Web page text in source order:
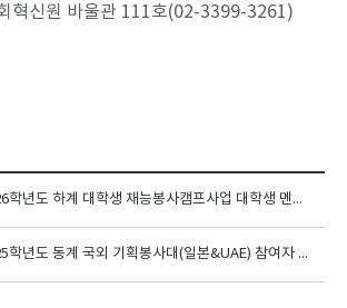
혁신원 바울관 111호(02-3399-3261)
2026학년도 하계 대학생 재능봉사캠프사업 대학생 멘토 모집 안내
2025학년도 동계 국외 기획봉사대(일본&UAE) 참여자 모집_신청서 양식